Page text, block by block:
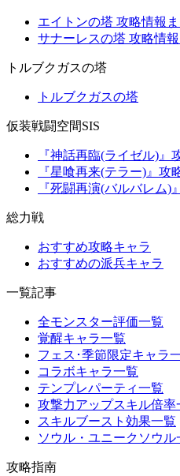
エイトンの塔 攻略情報
サナーレスの塔 攻略情
トルブクガスの塔
トルブクガスの塔
仮装戦闘空間SIS
『神話再臨(ライゼル)』
『星喰再来(テラー)』攻
『死闘再演(バルバレム)
総力戦
おすすめ攻略キャラ
おすすめの派兵キャラ
一覧記事
全モンスター評価一覧
覚醒キャラ一覧
フェス･季節限定キャラ
コラボキャラ一覧
テンプレパーティ一覧
攻撃力アップスキル倍率
スキルブースト効果一覧
ソウル・ユニークソウル
攻略指南